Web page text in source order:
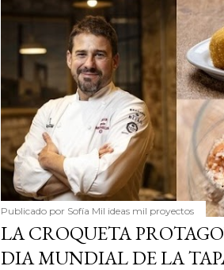
Publicado por Sofía Mil ideas mil proyectos
LA CROQUETA
DIA MUNDIAL DE LA